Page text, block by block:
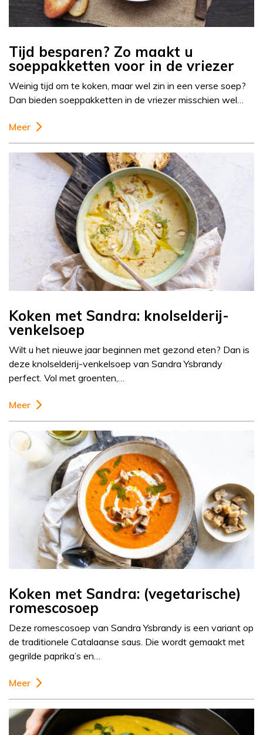
Tijd besparen? Zo maakt u
soeppakketten voor in de vriezer
Weinig tijd om te koken, maar wel zin in een verse soep?
Dan bieden soeppakketten in de vriezer misschien wel…
Meer
Koken met Sandra: knolselderij-
venkelsoep
Wilt u het nieuwe jaar beginnen met gezond eten? Dan is
deze knolselderij-venkelsoep van Sandra Ysbrandy
perfect. Vol met groenten,…
Meer
Koken met Sandra: (vegetarische)
romescosoep
Deze romescosoep van Sandra Ysbrandy is een variant op
de traditionele Catalaanse saus. Die wordt gemaakt met
gegrilde paprika’s en…
Meer